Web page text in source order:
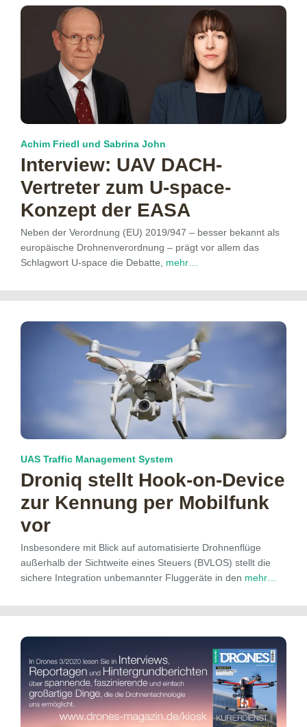
Achim Friedl und Sabrina John
Interview: UAV DACH-
Vertreter zum U-space-
Konzept der EASA
Neben der Verordnung (EU) 2019/947 – besser bekannt als
europäische Drohnenverordnung – prägt vor allem das
Schlagwort U-space die Debatte, mehr…
UAS Traffic Management System
Droniq stellt Hook-on-Device
zur Kennung per Mobilfunk
vor
Insbesondere mit Blick auf automatisierte Drohnenflüge
außerhalb der Sichtweite eines Steuers (BVLOS) stellt die
sichere Integration unbemannter Fluggeräte in den mehr…